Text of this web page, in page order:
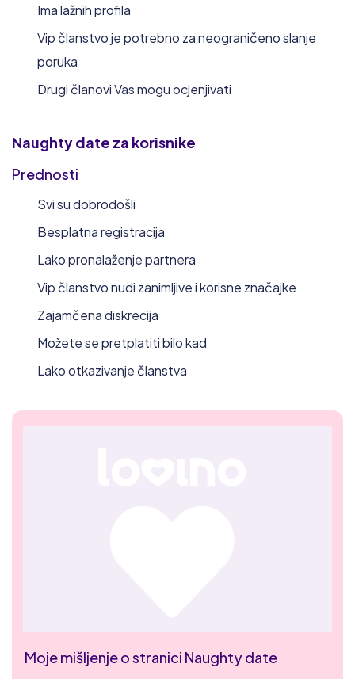
Ima lažnih profila
Vip članstvo je potrebno za neograničeno slanje
poruka
Drugi članovi Vas mogu ocjenjivati
Naughty date za korisnike
Prednosti
Svi su dobrodošli
Besplatna registracija
Lako pronalaženje partnera
Vip članstvo nudi zanimljive i korisne značajke
Zajamčena diskrecija
Možete se pretplatiti bilo kad
Lako otkazivanje članstva
Moje mišljenje o stranici Naughty date